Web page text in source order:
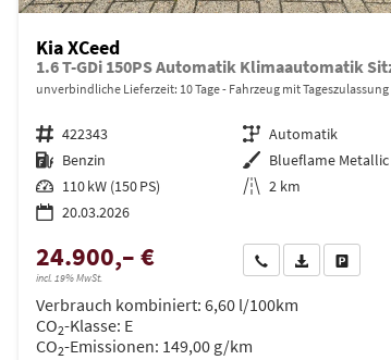
Kia XCeed
unverbindliche Lieferzeit: 10 Tage Fahrzeug mit Tageszulassung
Fahrzeugnr. 422343 Getriebe Automatik
Kraftstoff Benzin Außenfarbe Blueflame Metallic
Leistung 110 kW (150 PS) Kilometerstand 2 km
20.03.2026
24.900,– €
incl. 19% MwSt.
Wir rufen Sie an
PDF-Datei,
Verbrauch kombiniert: 6,60 l/100km
CO2-Klasse: E
CO2-Emissionen: 149,00 g/km